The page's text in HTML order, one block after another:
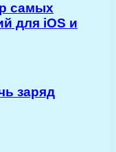
самых
для iOS и
заряд